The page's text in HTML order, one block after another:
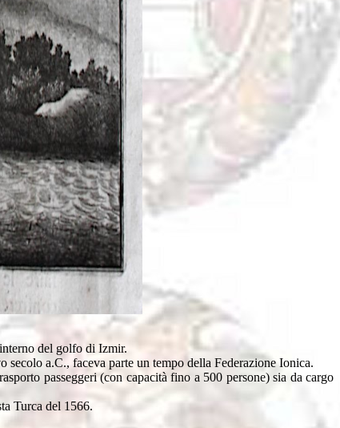
del golfo di Izmir.
a.C., faceva parte un tempo della Federazione Ionica.
passeggeri (con capacità fino a 500 persone) sia da cargo
Turca del 1566.